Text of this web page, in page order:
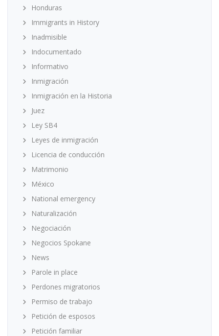
Honduras
Immigrants in History
Inadmisible
Indocumentado
Informativo
Inmigración
Inmigración en la Historia
Juez
Ley SB4
Leyes de inmigración
Licencia de conducción
Matrimonio
México
National emergency
Naturalización
Negociación
Negocios Spokane
News
Parole in place
Perdones migratorios
Permiso de trabajo
Petición de esposos
Petición familiar